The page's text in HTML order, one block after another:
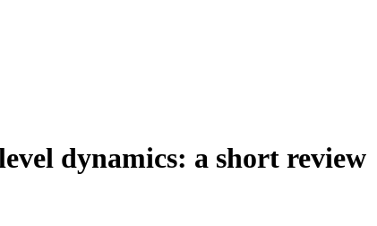
dynamics: a short review